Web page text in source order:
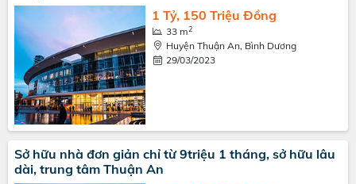
1 Tỷ, 150 Triệu Đồng
33 m2
Huyện Thuận An, Bình Dương
29/03/2023
Sở hữu nhà đơn giản chỉ từ 9triệu 1 tháng, sở hữu lâu
dài, trung tâm Thuận An